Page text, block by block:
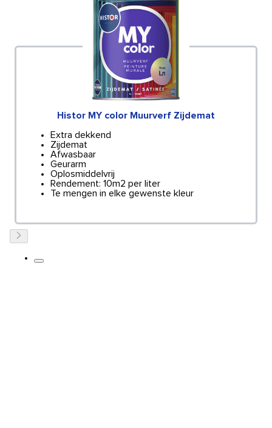
Histor MY color Muurverf Zijdemat
Extra dekkend
Zijdemat
Afwasbaar
Geurarm
Oplosmiddelvrij
Rendement: 10m2 per liter
Te mengen in elke gewenste kleur